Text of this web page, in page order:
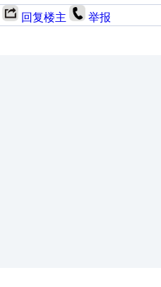
回复楼主 举报